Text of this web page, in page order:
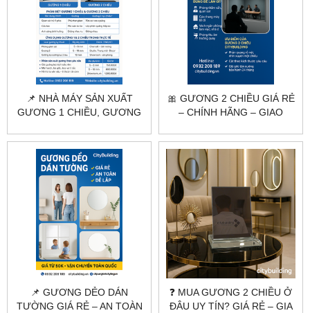
📌 NHÀ MÁY SẢN XUẤT
GƯƠNG 1 CHIỀU, GƯƠNG
CITYBUILDING
🎀 GƯƠNG 2 CHIỀU GIÁ RẺ
– CHÍNH HÃNG – GIAO
CITYBUILDING
📌 GƯƠNG DẺO DÁN
TƯỜNG GIÁ RẺ – AN TOÀN
❓ MUA GƯƠNG 2 CHIỀU Ở
ĐÂU UY TÍN? GIÁ RẺ – GIA